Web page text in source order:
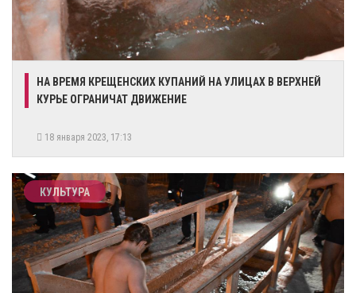
НА ВРЕМЯ КРЕЩЕНСКИХ КУПАНИЙ НА УЛИЦАХ В ВЕРХНЕЙ
КУРЬЕ ОГРАНИЧАТ ДВИЖЕНИЕ
18 января 2023, 17:13
КУЛЬТУРА